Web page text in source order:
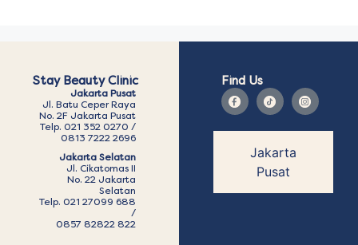
Stay Beauty Clinic
Jakarta Pusat
Jl. Batu Ceper Raya
No. 2F Jakarta Pusat
Telp. 021 352 0270 /
0813 7222 2696
Jakarta Selatan
Jl. Cikatomas II
No. 22 Jakarta
Selatan
Telp. 021 27099 688
/
0857 82822 822
Find Us
Jakarta
Pusat